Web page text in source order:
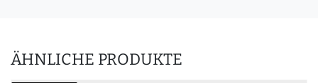
ÄHNLICHE PRODUKTE